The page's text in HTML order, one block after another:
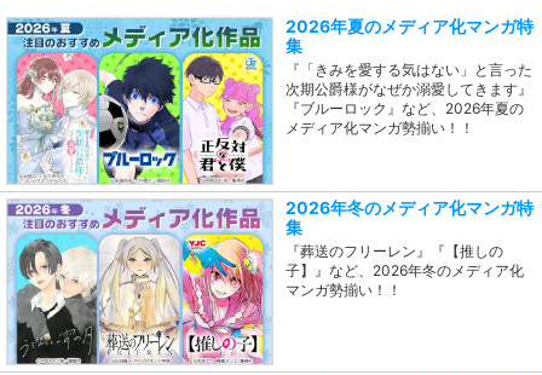
2026年夏のメディア化マンガ特
集
『「きみを愛する気はない」と言った
次期公爵様がなぜか溺愛してきます』
『ブルーロック』など、2026年夏の
メディア化マンガ勢揃い！！
2026年冬のメディア化マンガ特
集
『葬送のフリーレン』『【推しの
子】』など、2026年冬のメディア化
マンガ勢揃い！！